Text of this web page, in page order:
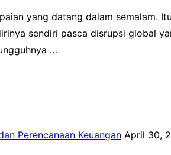
yang datang dalam semalam.
sendiri pasca disrupsi global
…
Perencanaan KeuanganPosted
April 30,